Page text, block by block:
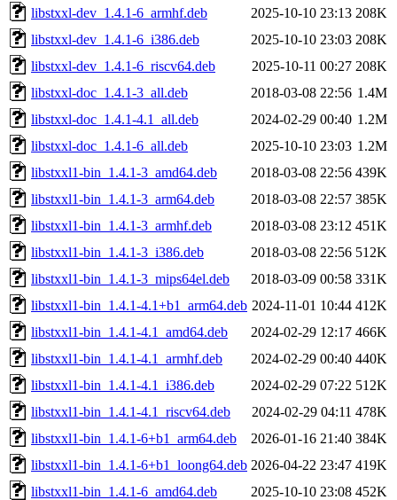
libstxxl-dev_1.4.1-6_armhf.deb
2025-10-10 23:13 208K
libstxxl-dev_1.4.1-6_i386.deb
2025-10-10 23:03 208K
libstxxl-dev_1.4.1-6_riscv64.deb
2025-10-11 00:27 208K
libstxxl-doc_1.4.1-3_all.deb
2018-03-08 22:56 1.4M
libstxxl-doc_1.4.1-4.1_all.deb
2024-02-29 00:40 1.2M
libstxxl-doc_1.4.1-6_all.deb
2025-10-10 23:03 1.2M
libstxxl1-bin_1.4.1-3_amd64.deb
2018-03-08 22:56 439K
libstxxl1-bin_1.4.1-3_arm64.deb
2018-03-08 22:57 385K
libstxxl1-bin_1.4.1-3_armhf.deb
2018-03-08 23:12 451K
libstxxl1-bin_1.4.1-3_i386.deb
2018-03-08 22:56 512K
libstxxl1-bin_1.4.1-3_mips64el.deb
2018-03-09 00:58 331K
libstxxl1-bin_1.4.1-4.1+b1_arm64.deb 2024-11-01 10:44 412K
libstxxl1-bin_1.4.1-4.1_amd64.deb
2024-02-29 12:17 466K
libstxxl1-bin_1.4.1-4.1_armhf.deb
2024-02-29 00:40 440K
libstxxl1-bin_1.4.1-4.1_i386.deb
2024-02-29 07:22 512K
libstxxl1-bin_1.4.1-4.1_riscv64.deb
2024-02-29 04:11 478K
libstxxl1-bin_1.4.1-6+b1_arm64.deb
2026-01-16 21:40 384K
libstxxl1-bin_1.4.1-6+b1_loong64.deb 2026-04-22 23:47 419K
libstxxl1-bin_1.4.1-6_amd64.deb
2025-10-10 23:08 452K